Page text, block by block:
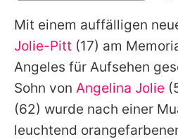
Alle Themen
Jobs
App
Team
Mit einem auffälligen
Jolie-Pitt (17) am
Angeles für Aufsehen
Sohn von Angelina Jolie
(62) wurde nach einer
leuchtend